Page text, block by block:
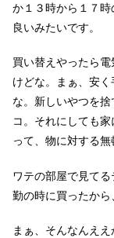
か１３時から１７
良いみたいです。
買い替えやったら
けどな。まぁ、安
な。新しいやつを
コ。それにしても
って、物に対する無
ワテの部屋で見て
勤の時に買ったか
まぁ、そんなんええ